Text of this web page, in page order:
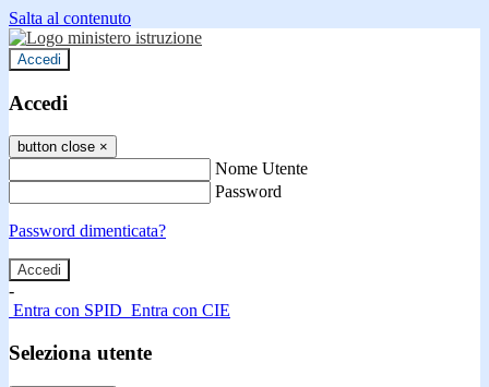
Salta al contenuto
Accedi
Accedi
button close ×
Nome Utente
Password
Password dimenticata?
-
Entra con SPID Entra con CIE
Seleziona utente